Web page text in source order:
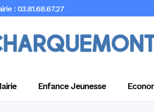
: 03.81.68.67.27
Enfance Jeunesse